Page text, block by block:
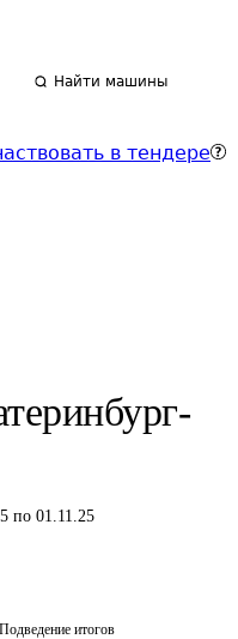
Найти машины
в тендере
по 01.11.25
Подведение итогов